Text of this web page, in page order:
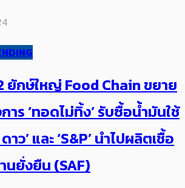
ยักษ์ใหญ่ Food Chain ขยาย
ร ‘ทอดไม่ทิ้ง’ รับซื้อน้ำมันใช้
าว’ และ ‘S&P’ นำไปผลิตเชื้อ
นยั่งยืน (SAF)